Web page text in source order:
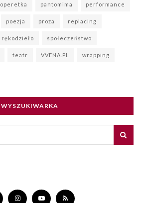
operetka pantomima performance
poezja proza replacing
rękodzieło społeczeństwo
teatr VVENA.PL wrapping
WYSZUKIWARKA